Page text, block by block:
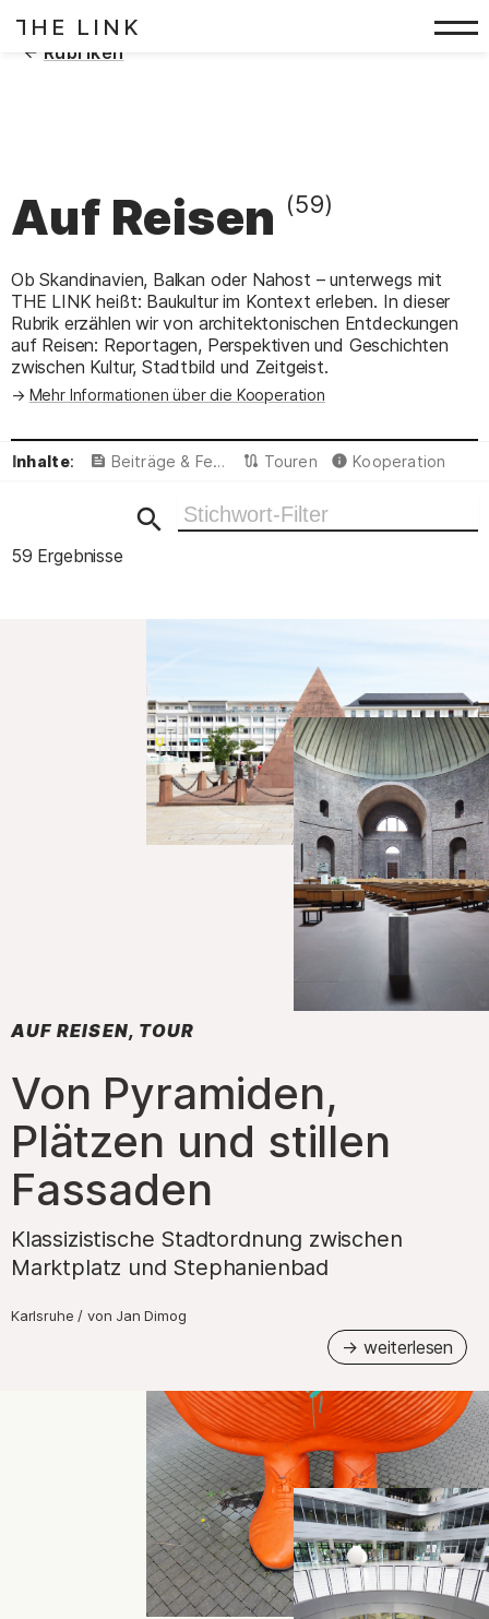
Zum Inhalt springen
T
HE LINK
Auf Reisen (59)
( Rubriken
Ob Skandinavien, Balkan oder Nahost – unterwegs mit
THE LINK heißt: Baukultur im Kontext erleben. In dieser
Rubrik erzählen wir von architektonischen Entdeckungen
auf Reisen: Reportagen, Perspektiven und Geschichten
zwischen Kultur, Stadtbild und Zeitgeist.
Mehr Informationen über die Kooperation
Inhalte: Beiträge & Featured Touren Kooperation
Ergebnisse filtern
59 Ergebnisse
AUF REISEN, TOUR
Von Pyramiden,
Plätzen und stillen
Fassaden
Klassizistische Stadtordnung zwischen
Marktplatz und Stephanienbad
Karlsruhe / von Jan Dimog